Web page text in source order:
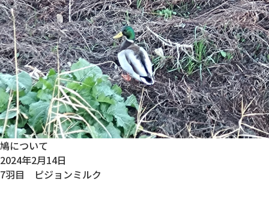
鳩について
2024年2月14日
7羽目 ピジョンミルク